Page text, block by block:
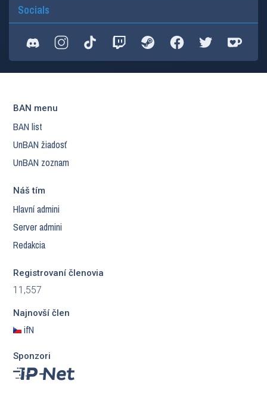
Socials
BAN menu
BAN list
UnBAN žiadosť
UnBAN zoznam
Náš tím
Hlavní admini
Server admini
Redakcia
Registrovaní členovia
11,557
Najnovší člen
ifN
Sponzori